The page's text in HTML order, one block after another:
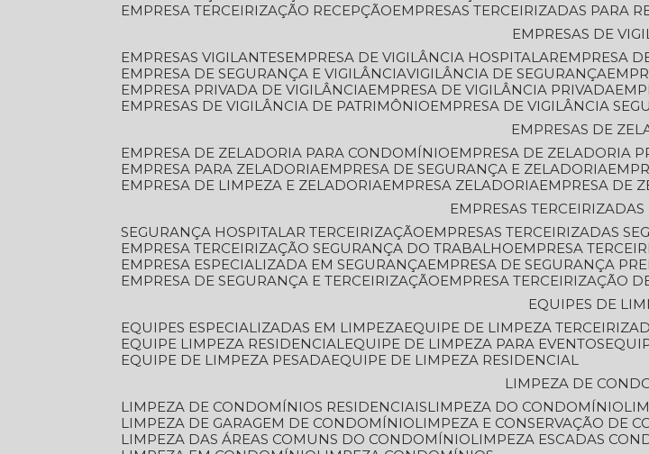
EMPRESA TERCEIRIZAÇÃO RECEPÇÃO
EMPRESAS TERCEIRIZADAS PARA
EMPRESAS DE
EMPRESAS VIGILANTES
EMPRESA DE VIGILÂNCIA HOSPITALAR
EMPRESA
EMPRESA DE SEGURANÇA E VIGILÂNCIA VIGILÂNCIA DE SEGURANÇA
EMPRESA PRIVADA DE VIGILÂNCIA
EMPRESA DE VIGILÂNCIA PRIVADA
EMPRESAS DE VIGILÂNCIA DE PATRIMÔNIO
EMPRESA DE VIGILÂNCIA
EMPRESAS DE
EMPRESA DE ZELADORIA PARA CONDOMÍNIO
EMPRESA DE ZELADORIA
EMPRESA PARA ZELADORIA
EMPRESA DE SEGURANÇA E ZELADORIA
EMPRESA DE LIMPEZA E ZELADORIA
EMPRESA ZELADORIA
EMPRESA DE
EMPRESAS
SEGURANÇA HOSPITALAR TERCEIRIZAÇÃO
EMPRESAS TERCEIRIZADAS
EMPRESA TERCEIRIZAÇÃO SEGURANÇA DO TRABALHO
EMPRESA
EMPRESA ESPECIALIZADA EM SEGURANÇA
EMPRESA DE SEGURANÇA
EMPRESA DE SEGURANÇA E TERCEIRIZAÇÃO
EMPRESA TERCEIRIZAÇÃO
EQUIPES DE
EQUIPES ESPECIALIZADAS EM LIMPEZA EQUIPE DE LIMPEZA
EQUIPE LIMPEZA RESIDENCIAL EQUIPE DE LIMPEZA PARA EVENTOS
EQUIPE DE LIMPEZA PESADA EQUIPE DE LIMPEZA RESIDENCIAL
LIMPEZA DE
LIMPEZA DE CONDOMÍNIOS RESIDENCIAIS
LIMPEZA DO CONDOMÍNIO
LIMPEZA DE GARAGEM DE CONDOMÍNIO
LIMPEZA E CONSERVAÇÃO DE
LIMPEZA DAS ÁREAS COMUNS DO CONDOMÍNIO
LIMPEZA ESCADAS